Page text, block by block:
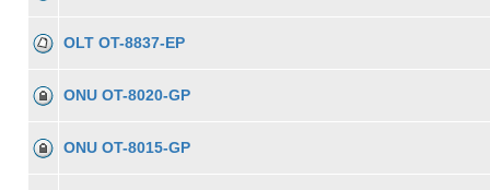
OLT OT-8837-EP
ONU OT-8020-GP
ONU OT-8015-GP